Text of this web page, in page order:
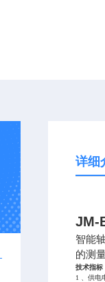
详细
JM-
智能
的测
技术指标
1 、供电